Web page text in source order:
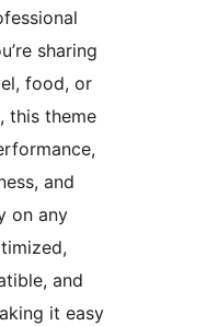
sharing
food, or
this theme
and
on any
and
it easy